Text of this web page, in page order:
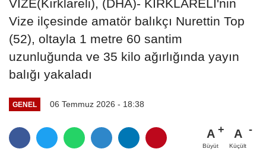
VİZE(Kırklareli), (DHA)- KIRKLARELİ'nin
Vize ilçesinde amatör balıkçı Nurettin Top
(52), oltayla 1 metre 60 santim
uzunluğunda ve 35 kilo ağırlığında yayın
balığı yakaladı
GENEL 06 Temmuz 2026 - 18:38
A
Büyüt
A
Küçült